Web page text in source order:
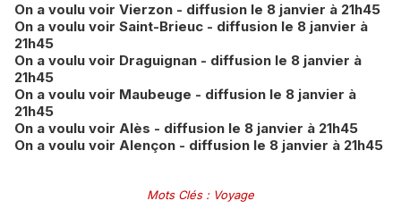
On a voulu voir Vierzon - diffusion le 8 janvier à 21h45
On a voulu voir Saint-Brieuc - diffusion le 8 janvier à
21h45
On a voulu voir Draguignan - diffusion le 8 janvier à
21h45
On a voulu voir Maubeuge - diffusion le 8 janvier à
21h45
On a voulu voir Alès - diffusion le 8 janvier à 21h45
On a voulu voir Alençon - diffusion le 8 janvier à 21h45
Mots Clés: Voyage